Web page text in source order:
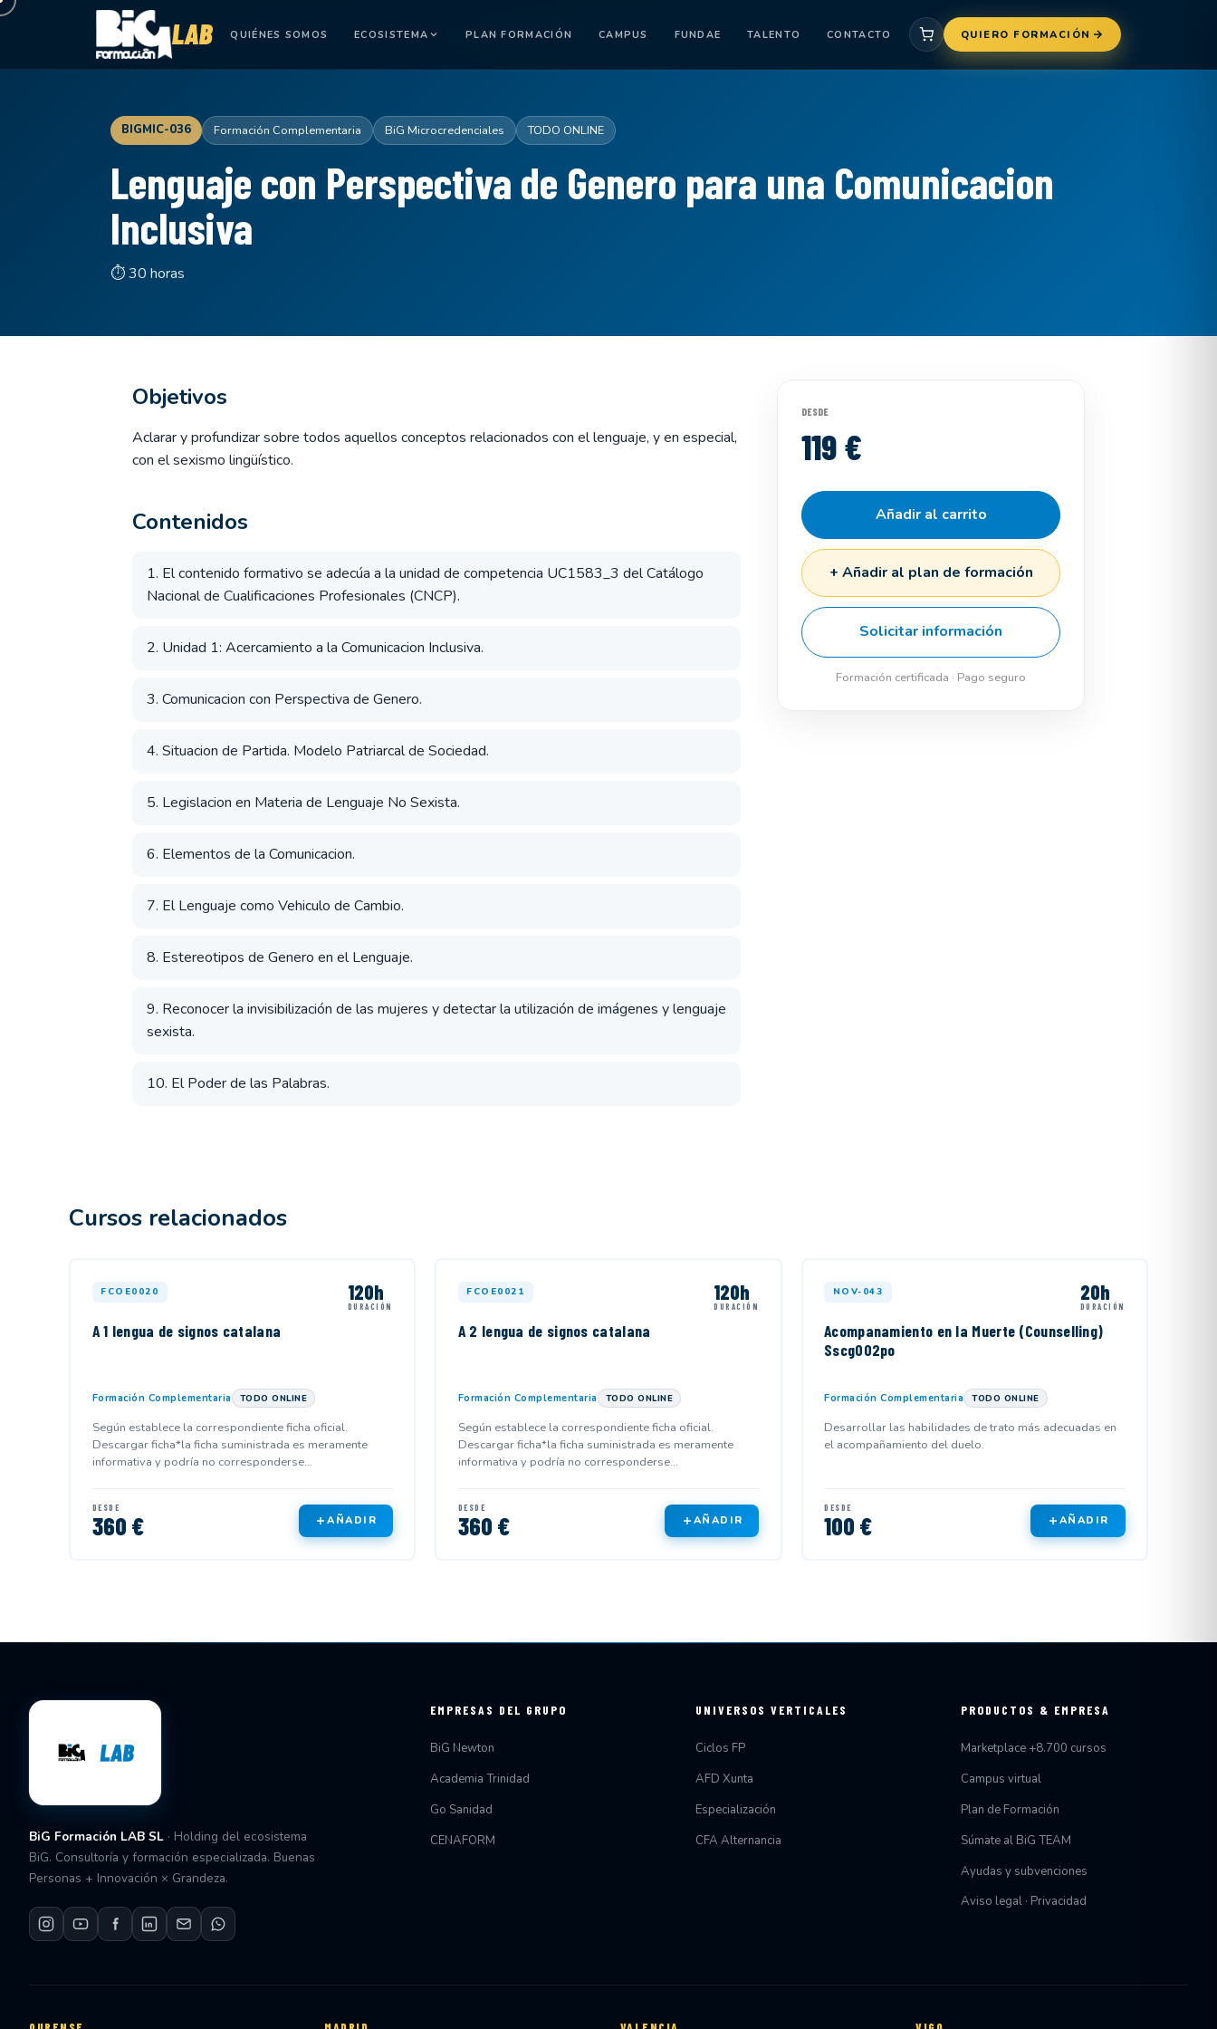
QUIÉNES SOMOS ECOSISTEMA PLAN FORMACIÓN CAMPUS FUNDAE TALENTO CONTACTO QUIERO FORMACIÓN
BIGMIC-036 Formación Complementaria BiG Microcredenciales TODO ONLINE
Lenguaje con Perspectiva de Genero para una Comunicacion
Inclusiva
⏱ 30 horas
Objetivos
Aclarar y profundizar sobre todos aquellos conceptos relacionados con el lenguaje, y en especial,
con el sexismo lingüístico.
Contenidos
1. El contenido formativo se adecúa a la unidad de competencia UC1583_3 del Catálogo
Nacional de Cualificaciones Profesionales (CNCP).
2. Unidad 1: Acercamiento a la Comunicacion Inclusiva.
3. Comunicacion con Perspectiva de Genero.
4. Situacion de Partida. Modelo Patriarcal de Sociedad.
5. Legislacion en Materia de Lenguaje No Sexista.
6. Elementos de la Comunicacion.
7. El Lenguaje como Vehiculo de Cambio.
8. Estereotipos de Genero en el Lenguaje.
9. Reconocer la invisibilización de las mujeres y detectar la utilización de imágenes y lenguaje
sexista.
10. El Poder de las Palabras.
DESDE
119 €
Añadir al carrito
+ Añadir al plan de formación
Solicitar información
Formación certificada · Pago seguro
Cursos relacionados
FCOE0020 120h
DURACIÓN
A 1 lengua de signos catalana
Formación Complementaria TODO ONLINE
Según establece la correspondiente ficha oficial.
Descargar ficha*la ficha suministrada es meramente
informativa y podría no corresponderse...
DESDE
360 € AÑADIR
FCOE0021 120h
DURACIÓN
A 2 lengua de signos catalana
Formación Complementaria TODO ONLINE
Según establece la correspondiente ficha oficial.
Descargar ficha*la ficha suministrada es meramente
informativa y podría no corresponderse...
DESDE
360 € AÑADIR
NOV-043 20h
DURACIÓN
Acompanamiento en la Muerte (Counselling)
Sscg002po
Formación Complementaria TODO ONLINE
Desarrollar las habilidades de trato más adecuadas en
el acompañamiento del duelo.
DESDE
100 € AÑADIR
BiG Formación LAB SL · Holding del ecosistema
BiG. Consultoría y formación especializada. Buenas
Personas + Innovación × Grandeza.
EMPRESAS DEL GRUPO
BiG Newton
Academia Trinidad
Go Sanidad
CENAFORM
UNIVERSOS VERTICALES
Ciclos FP
AFD Xunta
Especialización
CFA Alternancia
PRODUCTOS & EMPRESA
Marketplace +8.700 cursos
Campus virtual
Plan de Formación
Súmate al BiG TEAM
Ayudas y subvenciones
Aviso legal · Privacidad